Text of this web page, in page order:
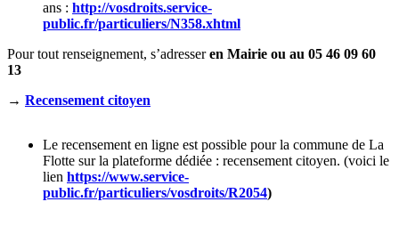
ans : http://vosdroits.service-
public.fr/particuliers/N358.xhtml
Pour tout renseignement, s’adresseren Mairie ou au 05 46 09 60
13
→ Recensement citoyen
Le recensement en ligne est possible pour la commune de La
Flotte sur la plateforme dédiée : recensement citoyen. (voici le
lien https://www.service-
public.fr/particuliers/vosdroits/R2054)